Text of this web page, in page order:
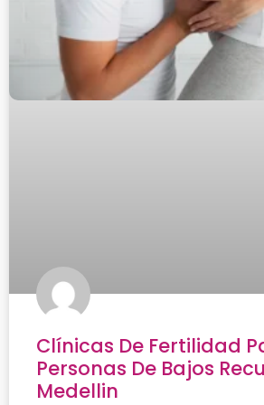
Clínicas De Fertilidad
Personas De Bajos
Medellin